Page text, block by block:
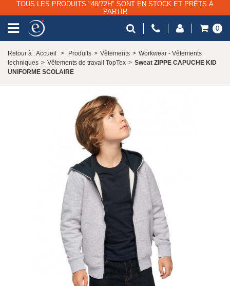
TOUS LES PRODUITS "48/72H" SONT EN STOCK ET PRÊTS À
PARTIR
0
Retour à : Accueil > Produits > Vêtements > Workwear - Vêtements
techniques > Vêtements de travail TopTex > Sweat ZIPPE CAPUCHE KID
UNIFORME SCOLAIRE